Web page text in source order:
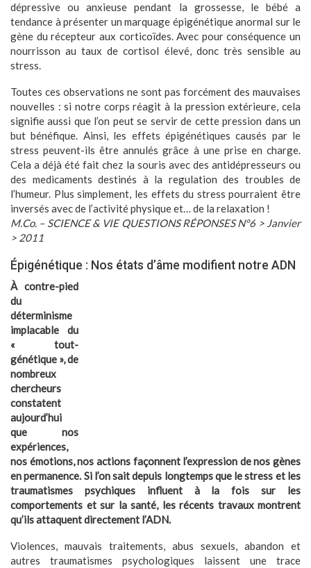
dépressive ou anxieuse pendant la grossesse, le bébé a
tendance à présenter un marquage épigénétique anormal sur le
gène du récepteur aux corticoïdes. Avec pour conséquence un
nourrisson au taux de cortisol élevé, donc très sensible au
stress.
Toutes ces observations ne sont pas forcément des mauvaises
nouvelles : si notre corps réagit à la pression extérieure, cela
signifie aussi que l’on peut se servir de cette pression dans un
but bénéfique. Ainsi, les effets épigénétiques causés par le
stress peuvent-ils être annulés grâce à une prise en charge.
Cela a déjà été fait chez la souris avec des antidépresseurs ou
des medicaments destinés à la regulation des troubles de
l’humeur. Plus simplement, les effets du stress pourraient être
inversés avec de l’activité physique et… de la relaxation !
M.Co. – SCIENCE & VIE QUESTIONS RÉPONSES N°6 > Janvier
> 2011
Épigénétique : Nos états d’âme modifient notre ADN
À contre-pied
du
déterminisme
implacable du
« tout-
génétique », de
nombreux
chercheurs
constatent
aujourd’hui
que nos
expériences,
nos émotions, nos actions façonnent l’expression de nos gènes
en permanence. Si l’on sait depuis longtemps que le stress et les
traumatismes psychiques influent à la fois sur les
comportements et sur la santé, les récents travaux montrent
qu’ils attaquent directement l’ADN.
Violences, mauvais traitements, abus sexuels, abandon et
autres traumatismes psychologiques laissent une trace